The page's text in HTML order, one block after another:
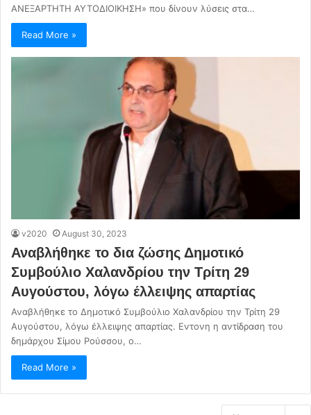
ΑΝΕΞΑΡΤΗΤΗ ΑΥΤΟΔΙΟΙΚΗΣΗ» που δίνουν λύσεις στα…
Read More »
v2020 August 30, 2023
Αναβλήθηκε το δια ζώσης Δημοτικό
Συμβούλιο Χαλανδρίου την Τρίτη 29
Αυγούστου, λόγω έλλειψης απαρτίας
Αναβλήθηκε το Δημοτικό Συμβούλιο Χαλανδρίου την Τρίτη 29
Αυγούστου, λόγω έλλειψης απαρτίας. Εντονη η αντίδραση του
δημάρχου Σίμου Ρούσσου, ο…
Read More »